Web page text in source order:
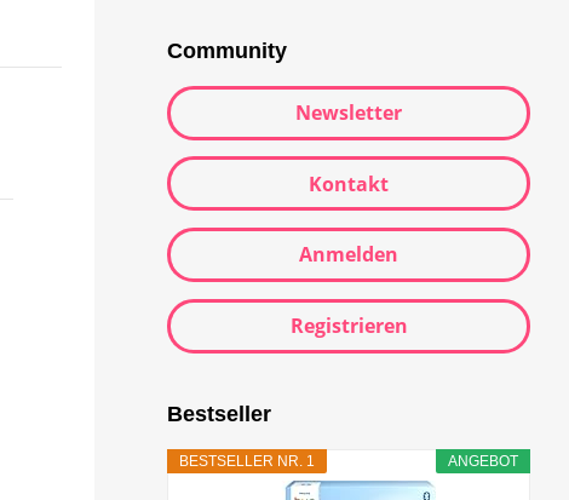
Community
Newsletter
Kontakt
Anmelden
Registrieren
Bestseller
ANGEBOT
BESTSELLER NR. 1